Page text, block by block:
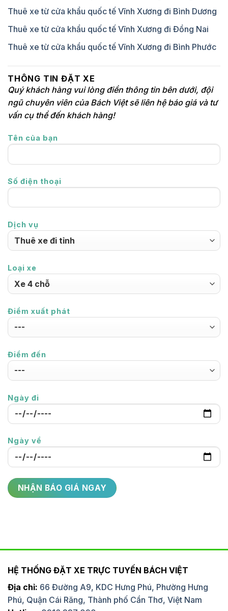
Thuê xe từ cửa khẩu quốc tế Vĩnh Xương đi Bình Dương
Thuê xe từ cửa khẩu quốc tế Vĩnh Xương đi Đồng Nai
Thuê xe từ cửa khẩu quốc tế Vĩnh Xương đi Bình Phước
THÔNG TIN ĐẶT XE
Quý khách hàng vui lòng điền thông tin bên dưới, đội
ngũ chuyên viên của Bách Việt sẽ liên hệ báo giá và tư
vấn cụ thể đến khách hàng!
Tên của bạn
Số điện thoại
Dịch vụ
Loại xe
Điểm xuất phát
Điểm đến
Ngày đi
Ngày về
HỆ THỐNG ĐẶT XE TRỰC TUYẾN BÁCH VIỆT
Địa chỉ: 66 Đường A9, KDC Hưng Phú, Phường Hưng
Phú, Quận Cái Răng, Thành phố Cần Thơ, Việt Nam